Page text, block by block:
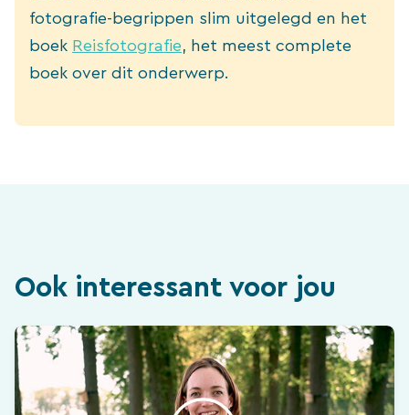
fotografie-begrippen slim uitgelegd en het
boek Reisfotografie , het meest complete
boek over dit onderwerp.
Ook interessant voor jou